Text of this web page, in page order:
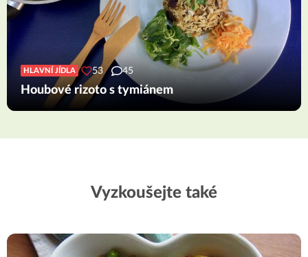
HLAVNÍ JÍDLA 53 45
Houbové rizoto s tymiánem
Vyzkoušejte také